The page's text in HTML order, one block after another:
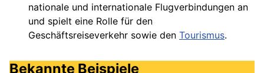
nationale und internationale Flugverbindungen an
und spielt eine Rolle für den
Geschäftsreiseverkehr sowie den Tourismus.
Bekannte Beispiele